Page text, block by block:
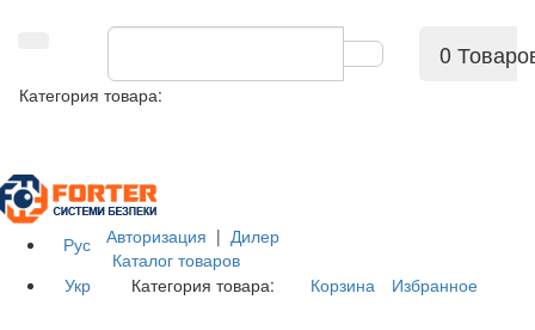
0
Категория товара:
Рус
Укр
Авторизация | Дилер
Каталог товаров
Категория товара:
Корзина Избранное